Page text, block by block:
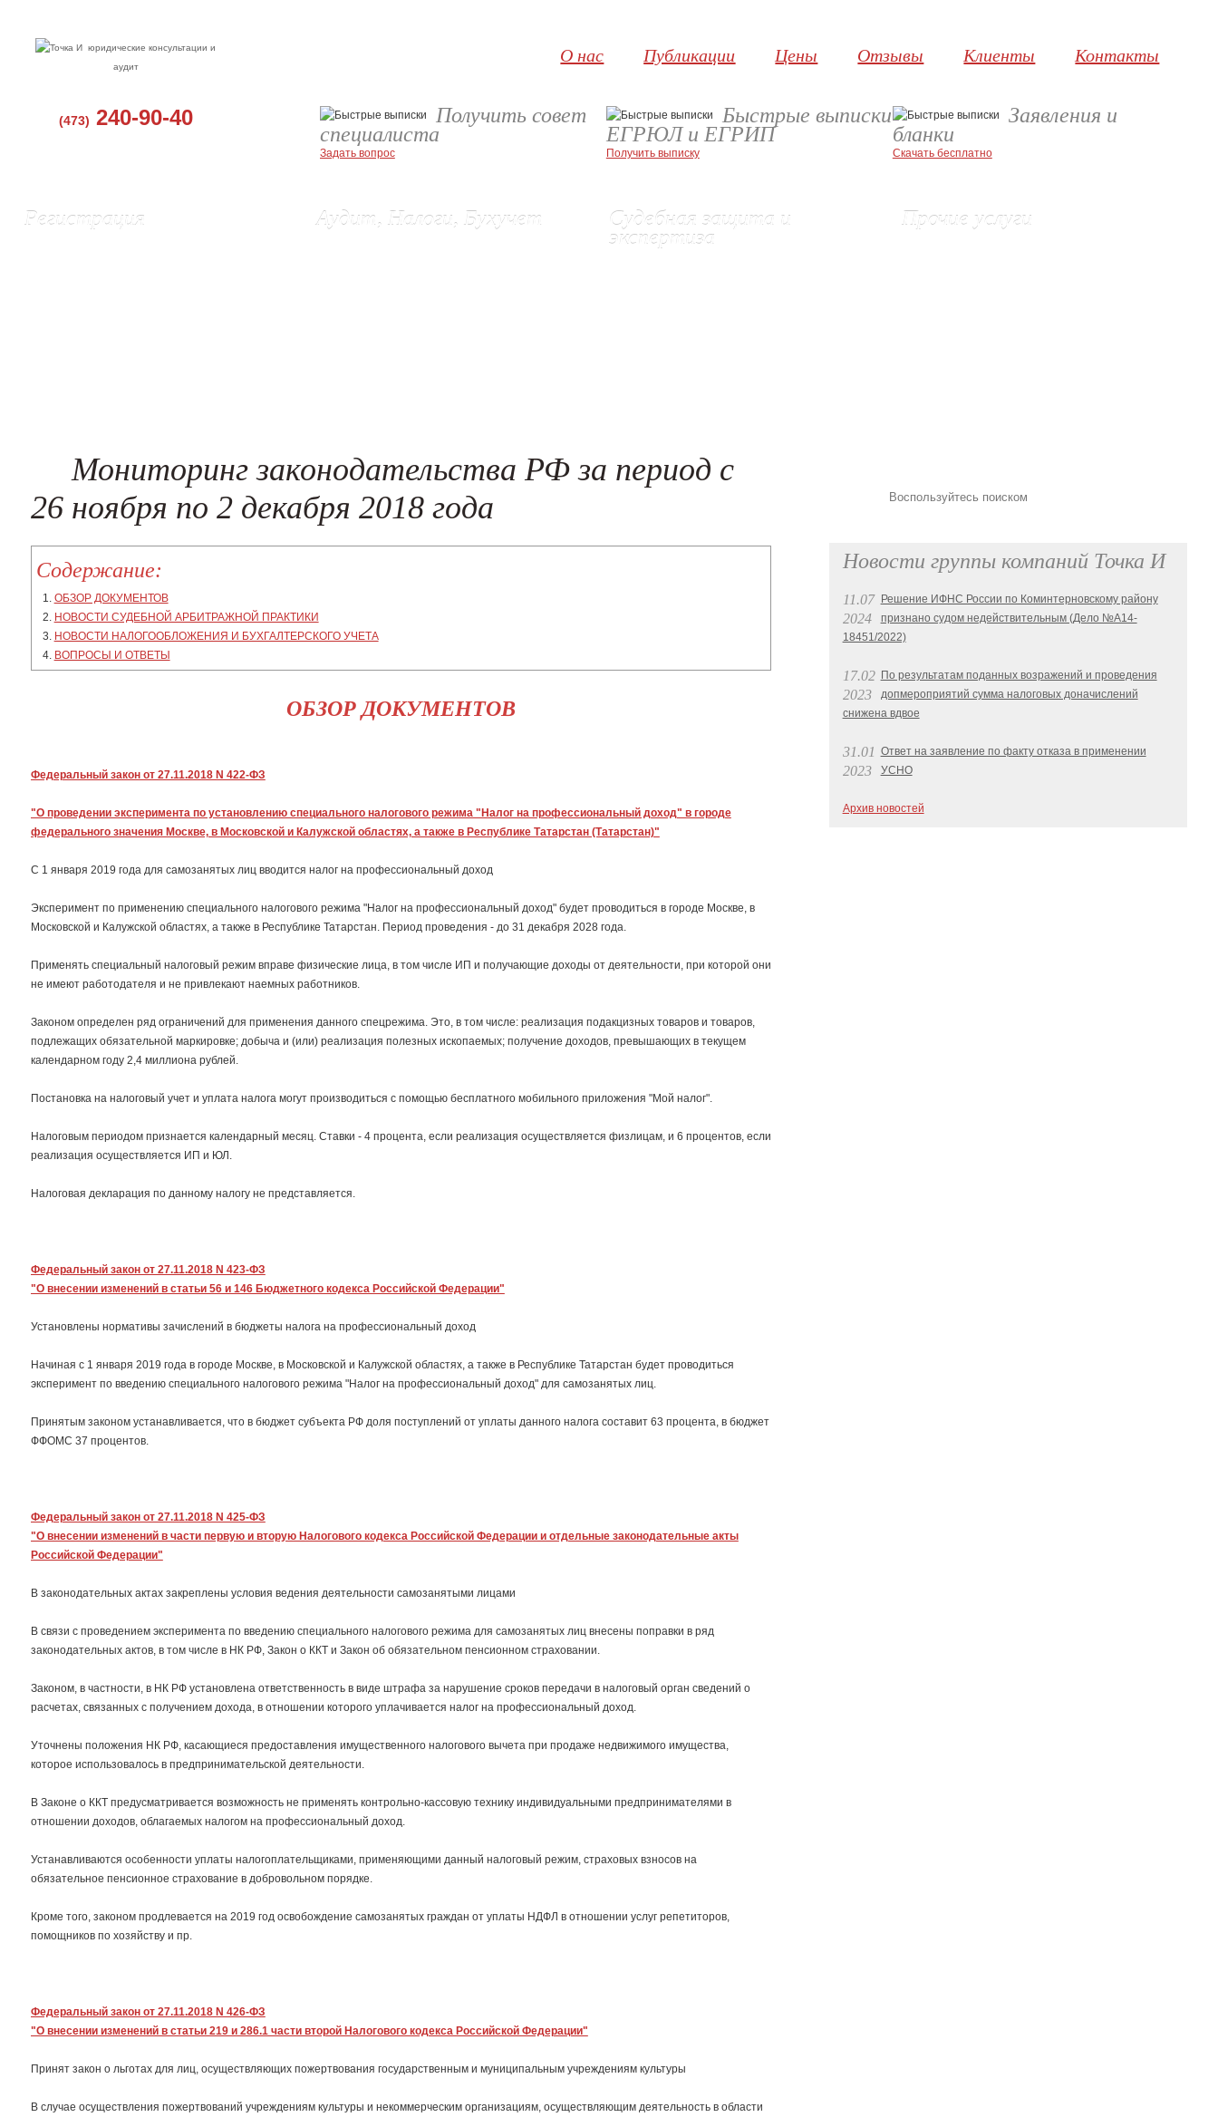
юридические консультации и
аудит
(473) 240-90-40
О нас Публикации Цены Отзывы Клиенты Контакты
Получить совет
специалиста
Задать вопрос
Быстрые выписки
ЕГРЮЛ и ЕГРИП
Получить выписку
Заявления и
бланки
Скачать бесплатно
Регистрация Аудит, Налоги, Бухучет
Судебная защита и
экспертиза
Прочие услуги
Мониторинг законодательства РФ за период с
26 ноября по 2 декабря 2018 года
Содержание:
ОБЗОР ДОКУМЕНТОВ
НОВОСТИ СУДЕБНОЙ АРБИТРАЖНОЙ ПРАКТИКИ
НОВОСТИ НАЛОГООБЛОЖЕНИЯ И БУХГАЛТЕРСКОГО УЧЕТА
ВОПРОСЫ И ОТВЕТЫ
ОБЗОР ДОКУМЕНТОВ
Федеральный закон от 27.11.2018 N 422-ФЗ
"О проведении эксперимента по установлению специального налогового режима "Налог на профессиональный доход" в городе
федерального значения Москве, в Московской и Калужской областях, а также в Республике Татарстан (Татарстан)"
С 1 января 2019 года для самозанятых лиц вводится налог на профессиональный доход
Эксперимент по применению специального налогового режима "Налог на профессиональный доход" будет проводиться в городе Москве, в
Московской и Калужской областях, а также в Республике Татарстан. Период проведения - до 31 декабря 2028 года.
Применять специальный налоговый режим вправе физические лица, в том числе ИП и получающие доходы от деятельности, при которой они
не имеют работодателя и не привлекают наемных работников.
Законом определен ряд ограничений для применения данного спецрежима. Это, в том числе: реализация подакцизных товаров и товаров,
подлежащих обязательной маркировке; добыча и (или) реализация полезных ископаемых; получение доходов, превышающих в текущем
календарном году 2,4 миллиона рублей.
Постановка на налоговый учет и уплата налога могут производиться с помощью бесплатного мобильного приложения "Мой налог".
Налоговым периодом признается календарный месяц. Ставки - 4 процента, если реализация осуществляется физлицам, и 6 процентов, если
реализация осуществляется ИП и ЮЛ.
Налоговая декларация по данному налогу не представляется.
Федеральный закон от 27.11.2018 N 423-ФЗ
"О внесении изменений в статьи 56 и 146 Бюджетного кодекса Российской Федерации"
Установлены нормативы зачислений в бюджеты налога на профессиональный доход
Начиная с 1 января 2019 года в городе Москве, в Московской и Калужской областях, а также в Республике Татарстан будет проводиться
эксперимент по введению специального налогового режима "Налог на профессиональный доход" для самозанятых лиц.
Принятым законом устанавливается, что в бюджет субъекта РФ доля поступлений от уплаты данного налога составит 63 процента, в бюджет
ФФОМС 37 процентов.
Федеральный закон от 27.11.2018 N 425-ФЗ
"О внесении изменений в части первую и вторую Налогового кодекса Российской Федерации и отдельные законодательные акты
Российской Федерации"
В законодательных актах закреплены условия ведения деятельности самозанятыми лицами
В связи с проведением эксперимента по введению специального налогового режима для самозанятых лиц внесены поправки в ряд
законодательных актов, в том числе в НК РФ, Закон о ККТ и Закон об обязательном пенсионном страховании.
Законом, в частности, в НК РФ установлена ответственность в виде штрафа за нарушение сроков передачи в налоговый орган сведений о
расчетах, связанных с получением дохода, в отношении которого уплачивается налог на профессиональный доход.
Уточнены положения НК РФ, касающиеся предоставления имущественного налогового вычета при продаже недвижимого имущества,
которое использовалось в предпринимательской деятельности.
В Законе о ККТ предусматривается возможность не применять контрольно-кассовую технику индивидуальными предпринимателями в
отношении доходов, облагаемых налогом на профессиональный доход.
Устанавливаются особенности уплаты налогоплательщиками, применяющими данный налоговый режим, страховых взносов на
обязательное пенсионное страхование в добровольном порядке.
Кроме того, законом продлевается на 2019 год освобождение самозанятых граждан от уплаты НДФЛ в отношении услуг репетиторов,
помощников по хозяйству и пр.
Федеральный закон от 27.11.2018 N 426-ФЗ
"О внесении изменений в статьи 219 и 286.1 части второй Налогового кодекса Российской Федерации"
Принят закон о льготах для лиц, осуществляющих пожертвования государственным и муниципальным учреждениям культуры
В случае осуществления пожертвований учреждениям культуры и некоммерческим организациям, осуществляющим деятельность в области
Новости группы компаний Точка И
11.07
2024
Решение ИФНС России по Коминтерновскому району
признано судом недействительным (Дело №А14-
18451/2022)
17.02
2023
По результатам поданных возражений и проведения
допмероприятий сумма налоговых доначислений
снижена вдвое
31.01
2023
Ответ на заявление по факту отказа в применении
УСНО
Архив новостей